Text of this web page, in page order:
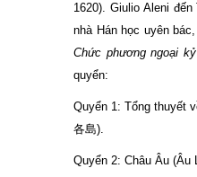
1620). Giulio Aleni
nhà Hán học uyên
Chức phương ngoại kỷ
quyển:
Quyển 1: Tổng thuyết
各島).
Quyển 2: Châu Âu (Âu